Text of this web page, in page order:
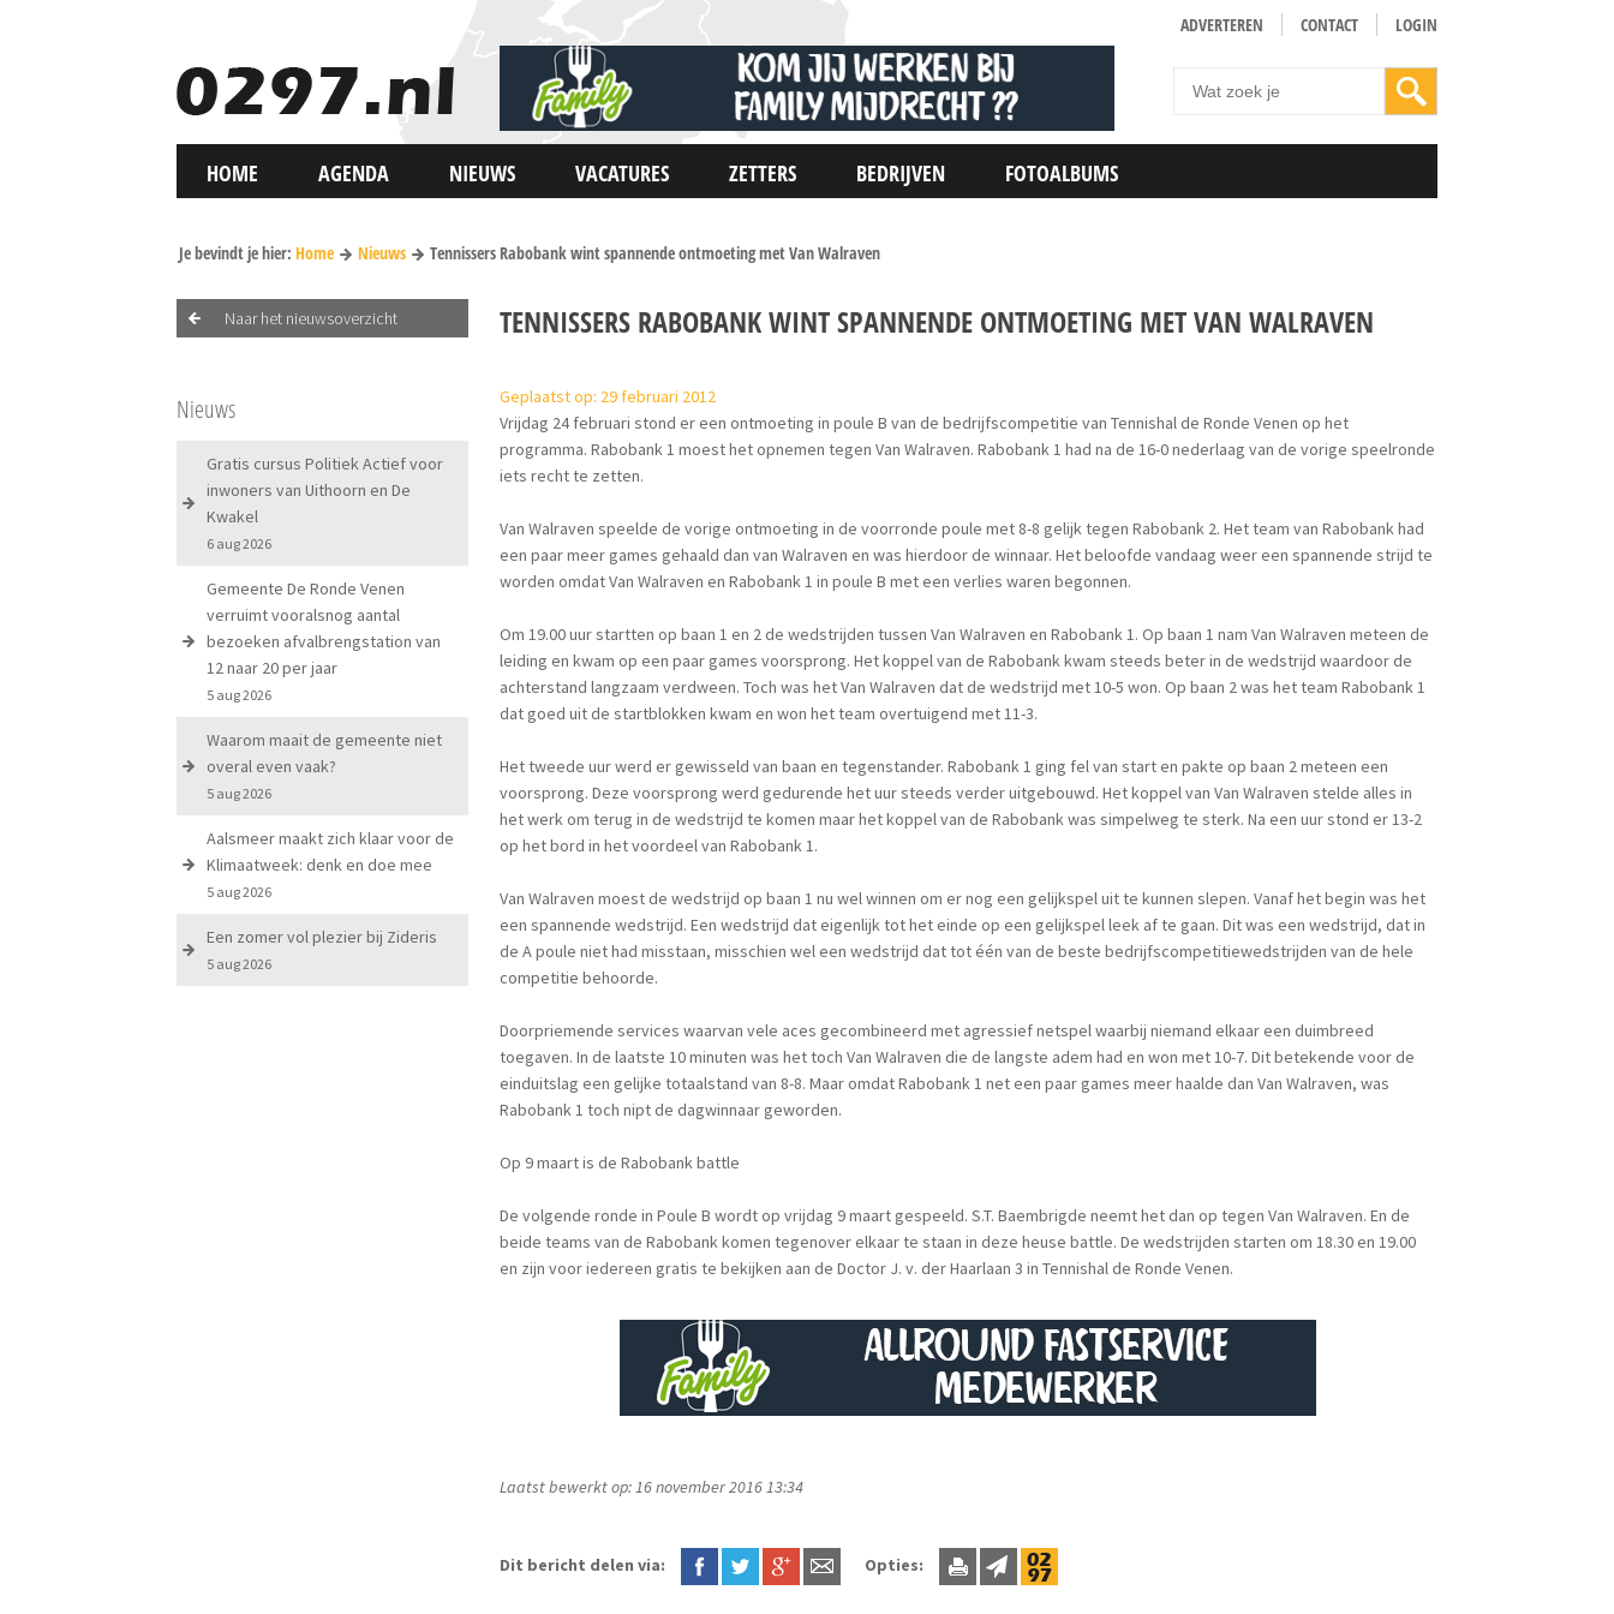
ADVERTEREN CONTACT LOGIN
HOME AGENDA NIEUWS VACATURES ZETTERS BEDRIJVEN FOTOALBUMS
Je bevindt je hier: Home Nieuws Tennissers Rabobank wint spannende ontmoeting met Van Walraven
Naar het nieuwsoverzicht
Nieuws
Gratis cursus Politiek Actief voor
inwoners van Uithoorn en De
Kwakel
6 aug 2026
Gemeente De Ronde Venen
verruimt vooralsnog aantal
bezoeken afvalbrengstation van
12 naar 20 per jaar
5 aug 2026
Waarom maait de gemeente niet
overal even vaak?
5 aug 2026
Aalsmeer maakt zich klaar voor de
Klimaatweek: denk en doe mee
5 aug 2026
Een zomer vol plezier bij Zideris
5 aug 2026
TENNISSERS RABOBANK WINT SPANNENDE ONTMOETING MET VAN WALRAVEN
Geplaatst op: 29 februari 2012
Vrijdag 24 februari stond er een ontmoeting in poule B van de bedrijfscompetitie van Tennishal de Ronde Venen op het
programma. Rabobank 1 moest het opnemen tegen Van Walraven. Rabobank 1 had na de 16-0 nederlaag van de vorige speelronde
iets recht te zetten.
Van Walraven speelde de vorige ontmoeting in de voorronde poule met 8-8 gelijk tegen Rabobank 2. Het team van Rabobank had
een paar meer games gehaald dan van Walraven en was hierdoor de winnaar. Het beloofde vandaag weer een spannende strijd te
worden omdat Van Walraven en Rabobank 1 in poule B met een verlies waren begonnen.
Om 19.00 uur startten op baan 1 en 2 de wedstrijden tussen Van Walraven en Rabobank 1. Op baan 1 nam Van Walraven meteen de
leiding en kwam op een paar games voorsprong. Het koppel van de Rabobank kwam steeds beter in de wedstrijd waardoor de
achterstand langzaam verdween. Toch was het Van Walraven dat de wedstrijd met 10-5 won. Op baan 2 was het team Rabobank 1
dat goed uit de startblokken kwam en won het team overtuigend met 11-3.
Het tweede uur werd er gewisseld van baan en tegenstander. Rabobank 1 ging fel van start en pakte op baan 2 meteen een
voorsprong. Deze voorsprong werd gedurende het uur steeds verder uitgebouwd. Het koppel van Van Walraven stelde alles in
het werk om terug in de wedstrijd te komen maar het koppel van de Rabobank was simpelweg te sterk. Na een uur stond er 13-2
op het bord in het voordeel van Rabobank 1.
Van Walraven moest de wedstrijd op baan 1 nu wel winnen om er nog een gelijkspel uit te kunnen slepen. Vanaf het begin was het
een spannende wedstrijd. Een wedstrijd dat eigenlijk tot het einde op een gelijkspel leek af te gaan. Dit was een wedstrijd, dat in
de A poule niet had misstaan, misschien wel een wedstrijd dat tot één van de beste bedrijfscompetitiewedstrijden van de hele
competitie behoorde.
Doorpriemende services waarvan vele aces gecombineerd met agressief netspel waarbij niemand elkaar een duimbreed
toegaven. In de laatste 10 minuten was het toch Van Walraven die de langste adem had en won met 10-7. Dit betekende voor de
einduitslag een gelijke totaalstand van 8-8. Maar omdat Rabobank 1 net een paar games meer haalde dan Van Walraven, was
Rabobank 1 toch nipt de dagwinnaar geworden.
Op 9 maart is de Rabobank battle
De volgende ronde in Poule B wordt op vrijdag 9 maart gespeeld. S.T. Baembrigde neemt het dan op tegen Van Walraven. En de
beide teams van de Rabobank komen tegenover elkaar te staan in deze heuse battle. De wedstrijden starten om 18.30 en 19.00
en zijn voor iedereen gratis te bekijken aan de Doctor J. v. der Haarlaan 3 in Tennishal de Ronde Venen.
Laatst bewerkt op: 16 november 2016 13:34
Dit bericht delen via: Opties: